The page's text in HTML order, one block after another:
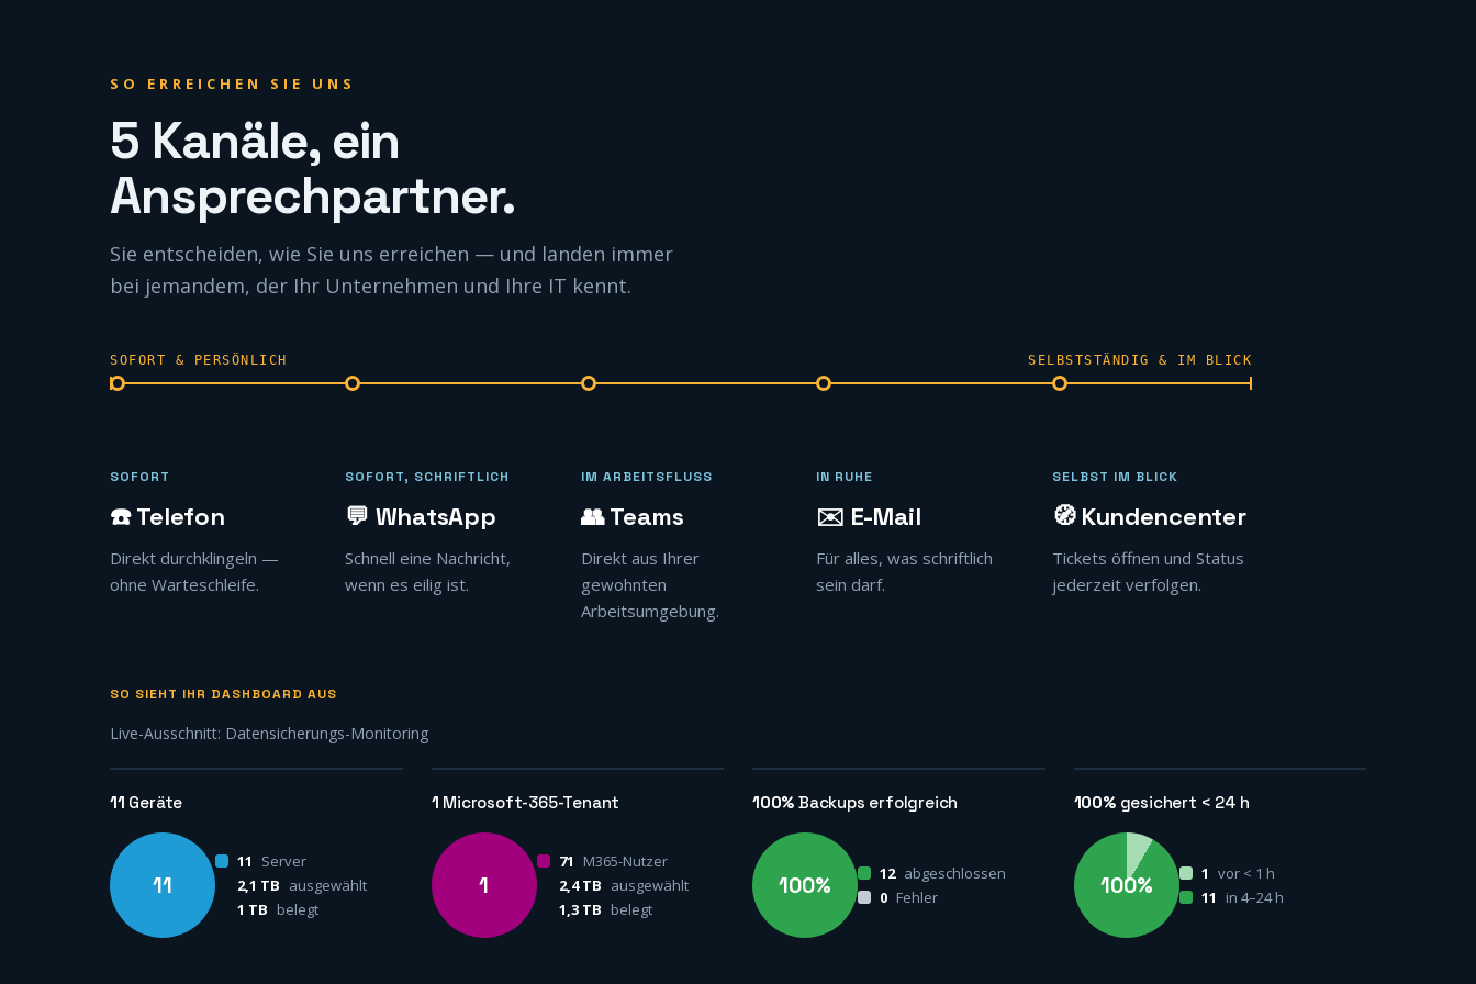
SO ERREICHEN SIE UNS
5 Kanäle, ein
Ansprechpartner.
Sie entscheiden, wie Sie uns erreichen — und landen immer
bei jemandem, der Ihr Unternehmen und Ihre IT kennt.
SOFORT & PERSÖNLICH SELBSTSTÄNDIG & IM BLICK
SOFORT
☎️ Telefon
Direkt durchklingeln —
ohne Warteschleife.
SOFORT, SCHRIFTLICH
💬 WhatsApp
Schnell eine Nachricht,
wenn es eilig ist.
IM ARBEITSFLUSS
👥 Teams
Direkt aus Ihrer
gewohnten
Arbeitsumgebung.
IN RUHE
✉️ E-Mail
Für alles, was schriftlich
sein darf.
SELBST IM BLICK
🧭 Kundencenter
Tickets öffnen und Status
jederzeit verfolgen.
SO SIEHT IHR DASHBOARD AUS
Live-Ausschnitt: Datensicherungs-Monitoring
11 Geräte
11
11
Server
2,1 TB ausgewählt
1 TB belegt
1 Microsoft-365-Tenant
1
71
M365-Nutzer
2,4 TB ausgewählt
1,3 TB belegt
100% Backups erfolgreich
100% 12 abgeschlossen
0 Fehler
100%gesichert < 24 h
100% 1 vor < 1 h
11
in 4–24 h